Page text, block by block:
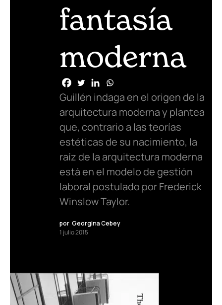
fantasía
moderna
Guillén indaga en el origen de la
arquitectura moderna y plantea
que, contrario a las teorías
estéticas de su nacimiento, la
raíz de la arquitectura moderna
está en el modelo de gestión
laboral postulado por Frederick
Winslow Taylor.
por Georgina Cebey
1 julio 2015